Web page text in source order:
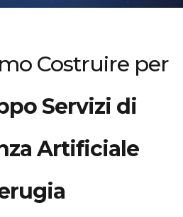
Costruire per
Servizi di
Artificiale